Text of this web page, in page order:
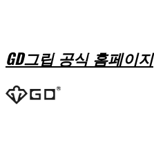
GD그립 공식 홈페이지